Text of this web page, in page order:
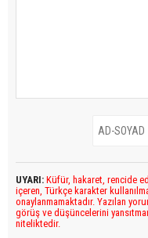
UYARI: Küfür, hakaret, rencide
içeren, Türkçe karakter
onaylanmamaktadır. Yazılan
görüş ve düşüncelerini
niteliktedir.